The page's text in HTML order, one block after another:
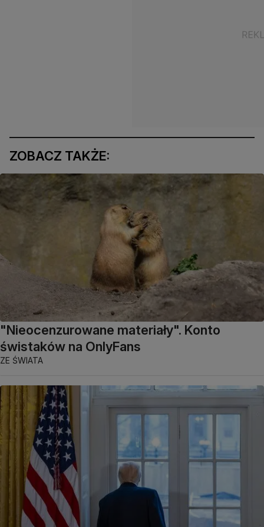
ZOBACZ TAKŻE:
"Nieocenzurowane materiały". Konto
świstaków na OnlyFans
ZE ŚWIATA